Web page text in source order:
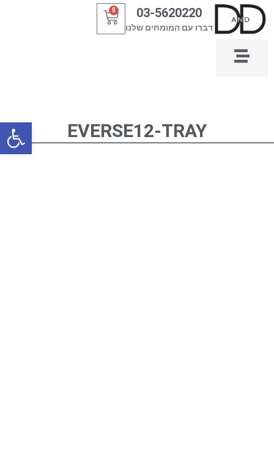
דילוג
לתוכן
03-5620220
דברו עם המומחים שלנו
0
עגלת
קניות
EVERSE12-TRAY פתח